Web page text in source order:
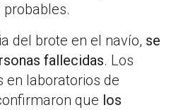
del brote en el navío, se
fallecidas. Los
en laboratorios de
que los